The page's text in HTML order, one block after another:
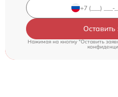
Оставить
Нажимая на кнопку "Оставить